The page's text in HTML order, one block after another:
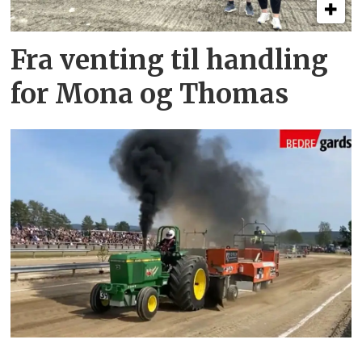
Fra venting til handling
for Mona og Thomas